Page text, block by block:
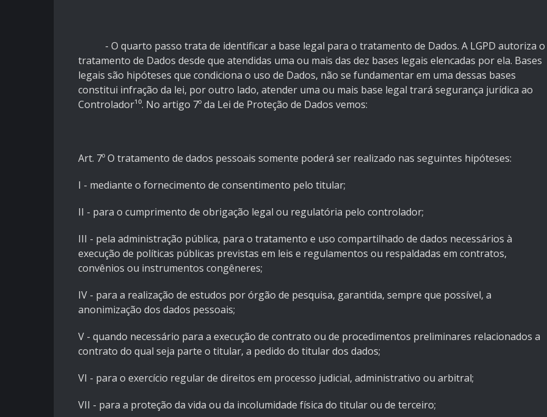
- O quarto passo trata de identificar a base legal para o tratamento de Dados. A LGPD autoriza o
tratamento de Dados desde que atendidas uma ou mais das dez bases legais elencadas por ela. Bases
legais são hipóteses que condiciona o uso de Dados, não se fundamentar em uma dessas bases
constitui infração da lei, por outro lado, atender uma ou mais base legal trará segurança jurídica ao
Controlador¹⁰. No artigo 7º da Lei de Proteção de Dados vemos:
Art. 7º O tratamento de dados pessoais somente poderá ser realizado nas seguintes hipóteses:
I - mediante o fornecimento de consentimento pelo titular;
II - para o cumprimento de obrigação legal ou regulatória pelo controlador;
III - pela administração pública, para o tratamento e uso compartilhado de dados necessários à
execução de políticas públicas previstas em leis e regulamentos ou respaldadas em contratos,
convênios ou instrumentos congêneres;
IV - para a realização de estudos por órgão de pesquisa, garantida, sempre que possível, a
anonimização dos dados pessoais;
V - quando necessário para a execução de contrato ou de procedimentos preliminares relacionados a
contrato do qual seja parte o titular, a pedido do titular dos dados;
VI - para o exercício regular de direitos em processo judicial, administrativo ou arbitral;
VII - para a proteção da vida ou da incolumidade física do titular ou de terceiro;